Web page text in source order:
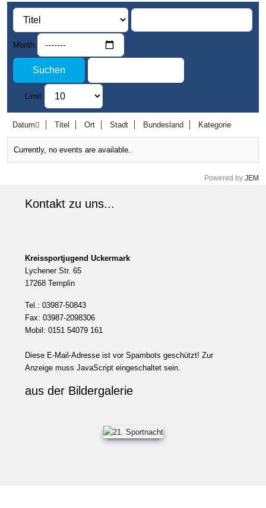
Month
Suchen
Limit
Datum Titel Ort Stadt Bundesland Kategorie
Currently, no events are available.
Powered by JEM
Kontakt zu uns...
Kreissportjugend Uckermark
Lychener Str. 65
17268 Templin
Tel.: 03987-50843
Fax: 03987-2098306
Mobil: 0151 54079 161
Diese E-Mail-Adresse ist vor Spambots geschützt! Zur
Anzeige muss JavaScript eingeschaltet sein.
aus der Bildergalerie